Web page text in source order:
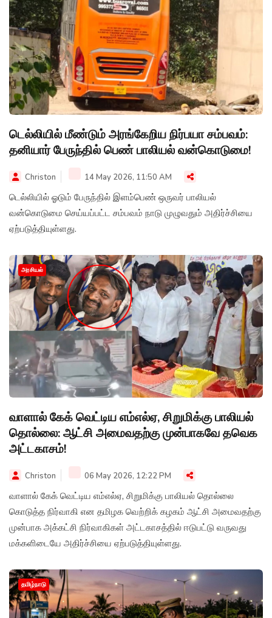
டெல்லியில் மீண்டும் அரங்கேறிய நிர்பயா சம்பவம்:
தனியார் பேருந்தில் பெண் பாலியல் வன்கொடுமை!
Christon 14 May 2026, 11:50 AM
டெல்லியில் ஓடும் பேருந்தில் இளம்பெண் ஒருவர் பாலியல்
வன்கொடுமை செய்யப்பட்ட சம்பவம் நாடு முழுவதும் அதிர்ச்சியை
ஏற்படுத்தியுள்ளது.
அரசியல்
வாளால் கேக் வெட்டிய எம்எல்ஏ, சிறுமிக்கு பாலியல்
தொல்லை: ஆட்சி அமைவதற்கு முன்பாகவே தவெக
அட்டகாசம்!
Christon 06 May 2026, 12:22 PM
வாளால் கேக் வெட்டிய எம்எல்ஏ, சிறுமிக்கு பாலியல் தொல்லை
கொடுத்த நிர்வாகி என தமிழக வெற்றிக் கழகம் ஆட்சி அமைவதற்கு
முன்பாக அக்கட்சி நிர்வாகிகள் அட்டகாசத்தில் ஈடுபட்டு வருவது
மக்களிடையே அதிர்ச்சியை ஏற்படுத்தியுள்ளது.
தமிழ்நாடு